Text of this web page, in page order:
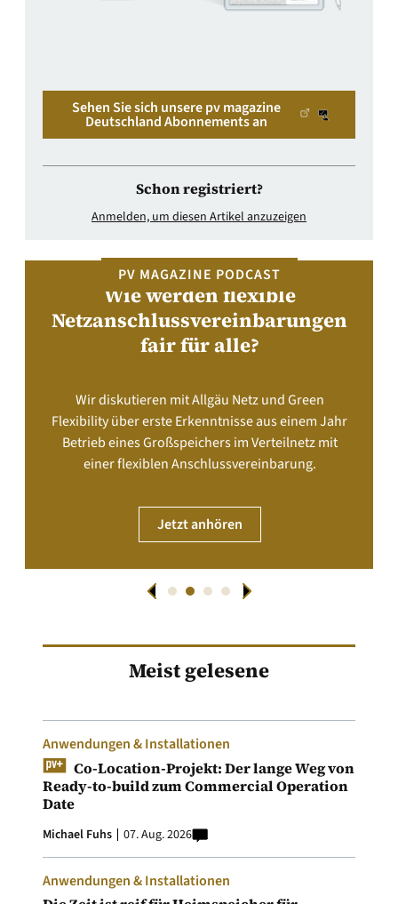
Sehen Sie sich unsere pv magazine
Deutschland Abonnements an
Schon registriert?
Anmelden, um diesen Artikel anzuzeigen
PV MAGAZINE PODCAST
Wie werden flexible
Netzanschlussvereinbarungen
fair für alle?
Wir diskutieren mit Allgäu Netz und Green
Flexibility über erste Erkenntnisse aus einem Jahr
Betrieb eines Großspeichers im Verteilnetz mit
einer flexiblen Anschlussvereinbarung.
Jetzt anhören
Meist gelesene
Anwendungen & Installationen
Co-Location-Projekt: Der lange Weg von
Ready-to-build zum Commercial Operation
Date
Michael Fuhs 07. Aug. 2026
Anwendungen & Installationen